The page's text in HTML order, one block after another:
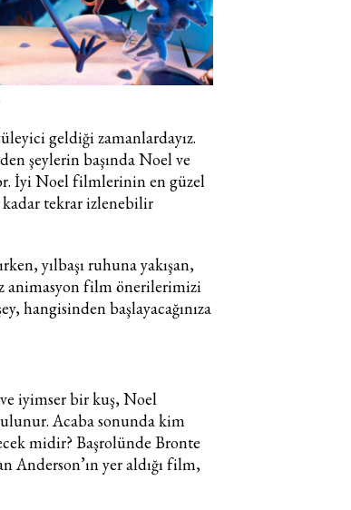
geldiği zamanlardayız.
şeylerin başında Noel ve
İyi Noel filmlerinin en güzel
kadar tekrar izlenebilir
yılbaşı ruhuna yakışan,
animasyon film önerilerimizi
hangisinden başlayacağınıza
iyimser bir kuş, Noel
Acaba sonunda kim
midir? Başrolünde Bronte
yer aldığı film,